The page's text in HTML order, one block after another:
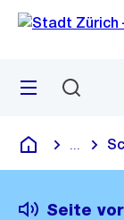
Sprunglink
Menü
Deutsch
Seite